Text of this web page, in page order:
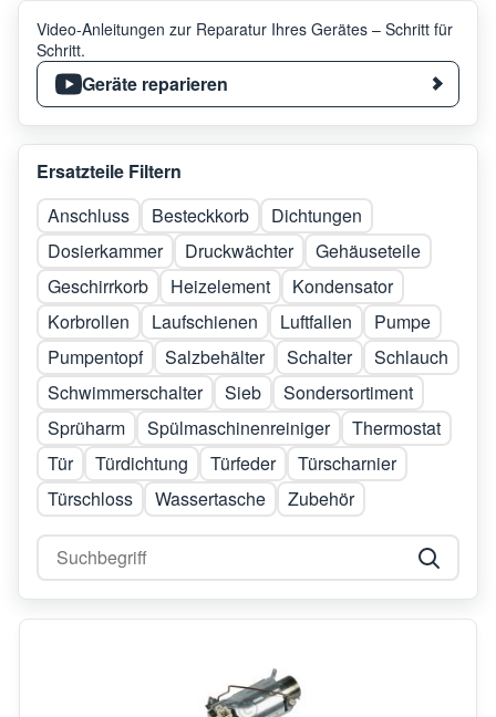
Video-Anleitungen zur Reparatur Ihres Gerätes – Schritt für
Schritt.
Geräte reparieren
Ersatzteile Filtern
Anschluss
Besteckkorb
Dichtungen
Dosierkammer
Druckwächter
Gehäuseteile
Geschirrkorb
Heizelement
Kondensator
Korbrollen
Laufschienen Luftfallen
Pumpe
Pumpentopf
Salzbehälter Schalter
Schlauch
Schwimmerschalter
Sieb
Sondersortiment
Sprüharm
Spülmaschinenreiniger
Thermostat
Tür
Türdichtung Türfeder
Türscharnier
Türschloss
Wassertasche Zubehör